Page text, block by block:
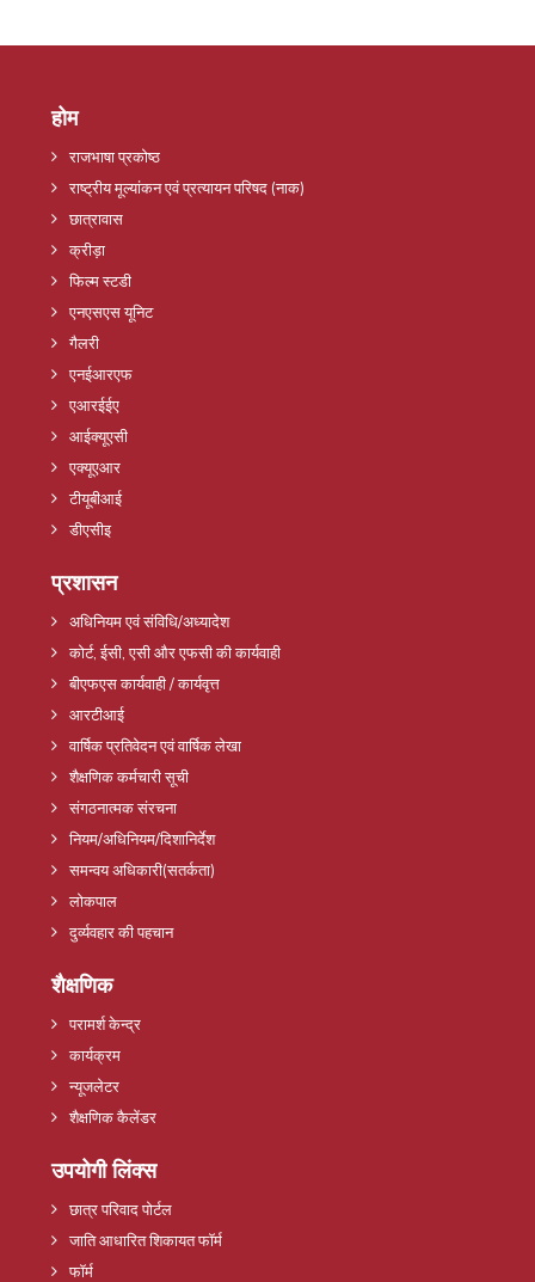
होम
राजभाषा प्रकोष्ठ
राष्ट्रीय मूल्यांकन एवं प्रत्यायन परिषद (नाक)
छात्रावास
क्रीड़ा
फिल्म स्टडी
एनएसएस यूनिट
गैलरी
एनईआरएफ
एआरईईए
आईक्यूएसी
एक्यूएआर
टीयूबीआई
डीएसीइ
प्रशासन
अधिनियम एवं संविधि/अध्यादेश
कोर्ट, ईसी, एसी और एफसी की कार्यवाही
बीएफएस कार्यवाही / कार्यवृत्त
आरटीआई
वार्षिक प्रतिवेदन एवं वार्षिक लेखा
शैक्षणिक कर्मचारी सूची
संगठनात्मक संरचना
नियम/अधिनियम/दिशानिर्देश
समन्वय अधिकारी(सतर्कता)
लोकपाल
दुर्व्यवहार की पहचान
शैक्षणिक
परामर्श केन्द्र
कार्यक्रम
न्यूजलेटर
शैक्षणिक कैलेंडर
उपयोगी लिंक्स
छात्र परिवाद पोर्टल
जाति आधारित शिकायत फॉर्म
फॉर्म